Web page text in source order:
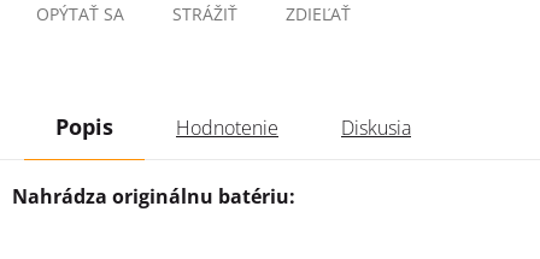
OPÝTAŤ SA STRÁŽIŤ ZDIEĽAŤ
Popis Hodnotenie Diskusia
Nahrádza originálnu batériu: